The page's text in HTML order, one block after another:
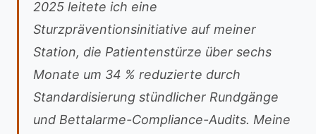
2025 leitete ich eine
Sturzpräventionsinitiative auf meiner
Station, die Patientenstürze über sechs
Monate um 34 % reduzierte durch
Standardisierung stündlicher Rundgänge
und Bettalarme-Compliance-Audits. Meine